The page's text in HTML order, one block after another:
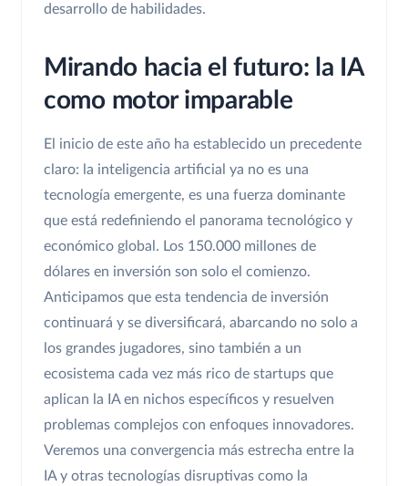
desarrollo de habilidades.
Mirando hacia el futuro: la IA
como motor imparable
El inicio de este año ha establecido un precedente
claro: la inteligencia artificial ya no es una
tecnología emergente, es una fuerza dominante
que está redefiniendo el panorama tecnológico y
económico global. Los 150.000 millones de
dólares en inversión son solo el comienzo.
Anticipamos que esta tendencia de inversión
continuará y se diversificará, abarcando no solo a
los grandes jugadores, sino también a un
ecosistema cada vez más rico de startups que
aplican la IA en nichos específicos y resuelven
problemas complejos con enfoques innovadores.
Veremos una convergencia más estrecha entre la
IA y otras tecnologías disruptivas como la